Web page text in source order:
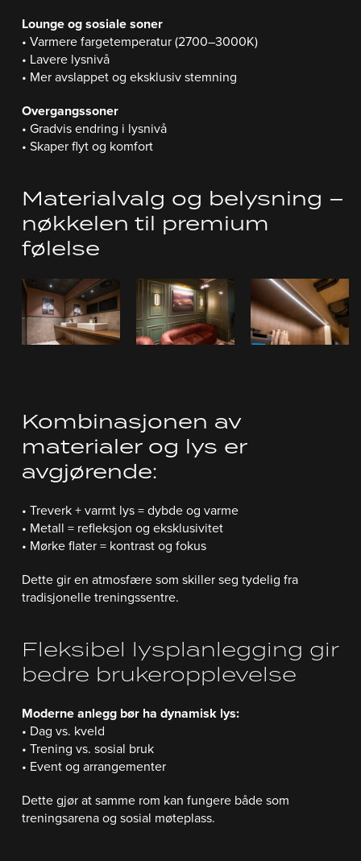
Lounge og sosiale soner
• Varmere fargetemperatur (2700–3000K)
• Lavere lysnivå
• Mer avslappet og eksklusiv stemning
Overgangssoner
• Gradvis endring i lysnivå
• Skaper flyt og komfort
Materialvalg og belysning –
nøkkelen til premium
følelse
Kombinasjonen av
materialer og lys er
avgjørende:
• Treverk + varmt lys = dybde og varme
• Metall = refleksjon og eksklusivitet
• Mørke flater = kontrast og fokus
Dette gir en atmosfære som skiller seg tydelig fra
tradisjonelle treningssentre.
Fleksibel lysplanlegging gir
bedre brukeropplevelse
Moderne anlegg bør ha dynamisk lys:
• Dag vs. kveld
• Trening vs. sosial bruk
• Event og arrangementer
Dette gjør at samme rom kan fungere både som
treningsarena og sosial møteplass.